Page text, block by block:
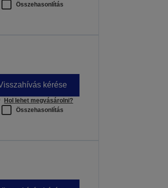
Összehasonlítás
kérése
Hol lehet megvásárolni?
Összehasonlítás